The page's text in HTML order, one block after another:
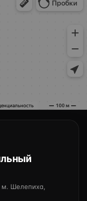
м. Шелепиха,